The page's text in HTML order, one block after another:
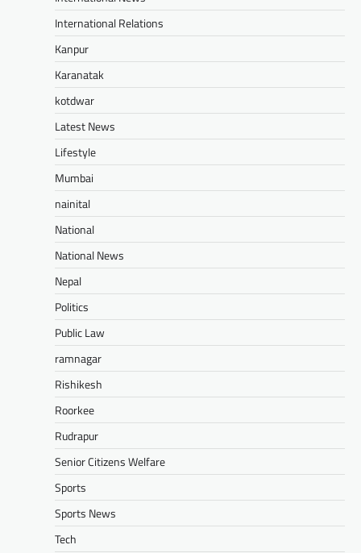
International Relations
Kanpur
Karanatak
kotdwar
Latest News
Lifestyle
Mumbai
nainital
National
National News
Nepal
Politics
Public Law
ramnagar
Rishikesh
Roorkee
Rudrapur
Senior Citizens Welfare
Sports
Sports News
Tech